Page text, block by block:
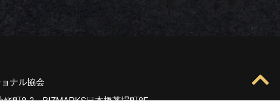
ナル協会
網町8-2 BIZMARKS日本橋茅場町8F